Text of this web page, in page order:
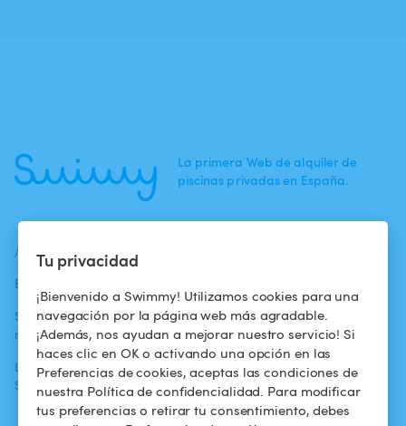
Tu privacidad
¡Bienvenido a Swimmy! Utilizamos cookies para una
navegación por la página web más agradable.
¡Además, nos ayudan a mejorar nuestro servicio! Si
haces clic en OK o activando una opción en las
Preferencias de cookies, aceptas las condiciones de
nuestra Política de confidencialidad. Para modificar
tus preferencias o retirar tu consentimiento, debes
La primera Web de alquiler de
piscinas privadas en España.
ACTUALIDADES
Blog
Swimmy en los
medios
La aventura
Swimmy
Para los
propietarios
Alquilar mi
piscina
¿Cómo funciona?
Condiciones de
uso
Política de
confidencialidad
Aviso legal